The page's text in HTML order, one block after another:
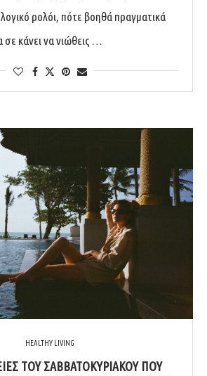
ρολόι, πότε βοηθά πραγματικά
σε κάνει να νιώθεις …
HEALTHY LIVING
ΤΟΥ ΣΑΒΒΑΤΟΚΎΡΙΑΚΟΥ ΠΟΥ